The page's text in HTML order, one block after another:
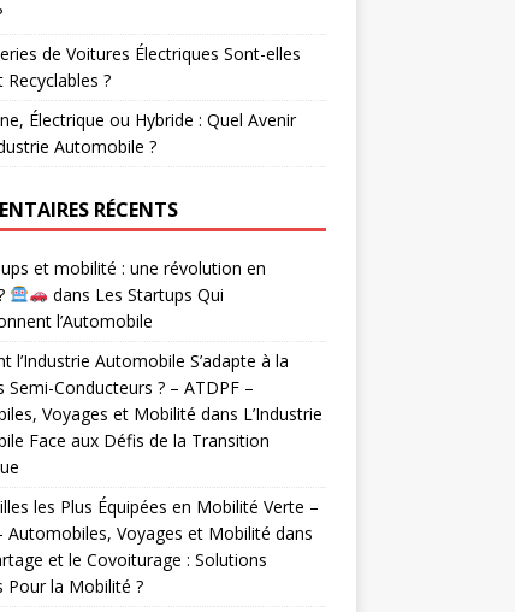
de Voitures Électriques Sont-elles
Recyclables ?
Électrique ou Hybride : Quel Avenir
Automobile ?
RÉCENTS
et mobilité : une révolution en
dans Les Startups Qui
l’Automobile
l’Industrie Automobile S’adapte à la
Semi-Conducteurs ? – ATDPF –
Voyages et Mobilité dans L’Industrie
Face aux Défis de la Transition
les Plus Équipées en Mobilité Verte –
Automobiles, Voyages et Mobilité dans
et le Covoiturage : Solutions
Pour la Mobilité ?